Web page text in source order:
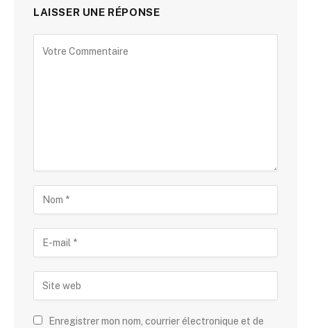
LAISSER UNE RÉPONSE
Enregistrer mon nom, courrier électronique et de